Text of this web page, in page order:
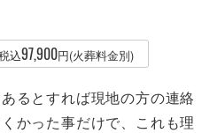
込97,900円(火葬料金別)
るとすれば現地の方の連絡
かった事だけで、これも理